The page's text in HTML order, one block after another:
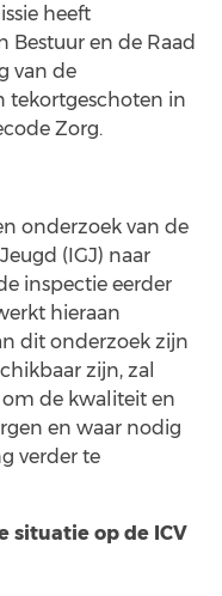
heeft
Bestuur en de Raad
van de
tekortgeschoten in
Zorg.
onderzoek van de
(IGJ) naar
inspectie eerder
hieraan
dit onderzoek zijn
zijn, zal
om de kwaliteit en
en waar nodig
verder te
situatie op de ICV